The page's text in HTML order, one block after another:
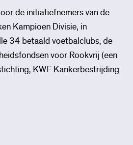
de initiatiefnemers van de
Kampioen Divisie, in
34 betaald voetbalclubs, de
voor Rookvrij (een
KWF Kankerbestrijding